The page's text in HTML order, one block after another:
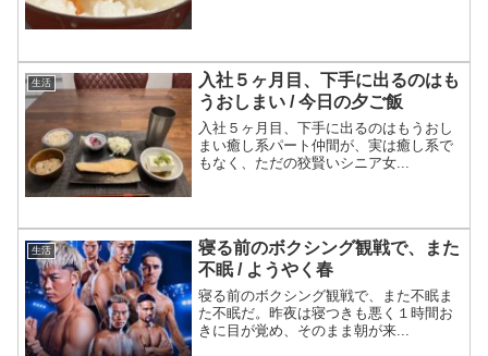
生活
入社５ヶ月目、下手に出るのはも
うおしまい / 今日の夕ご飯
入社５ヶ月目、下手に出るのはもうおし
まい癒し系パート仲間が、実は癒し系で
もなく、ただの狡賢いシニア女...
生活
寝る前のボクシング観戦で、また
不眠 / ようやく春
寝る前のボクシング観戦で、また不眠ま
た不眠だ。昨夜は寝つきも悪く１時間お
きに目が覚め、そのまま朝が来...